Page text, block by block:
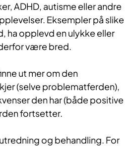
ADHD, autisme eller andre
Eksempler på slike
ha opplevd en ulykke eller
være bred.
ut mer om den
(selve problematferden),
den har (både positive
fortsetter.
og behandling. For